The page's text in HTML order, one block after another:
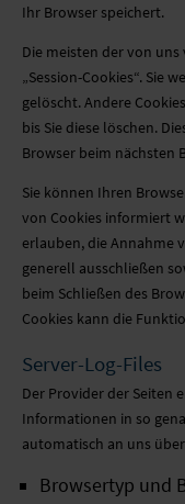
Ihr Browser speichert.
Die meisten der von
„Session-Cookies“. Sie
gelöscht. Andere
bis Sie diese löschen.
Browser beim nächsten
Sie können Ihren
von Cookies informiert
erlauben, die Annahme
generell ausschließen
beim Schließen des
Cookies kann die
Server-Log-Files
Der Provider der Seiten
Informationen in so
automatisch an uns
Browsertyp und